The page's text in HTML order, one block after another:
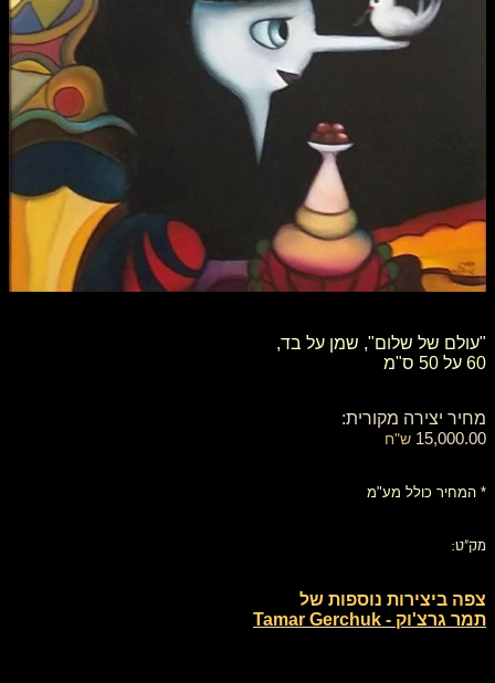
"עולם של שלום", שמן על בד,
60 על 50 ס"מ
מחיר יצירה מקורית:
15,000.00 ש"ח
* המחיר כולל מע"מ
מק"ט:
צפה ביצירות נוספות של
תמר גרצ'וק - Tamar Gerchuk